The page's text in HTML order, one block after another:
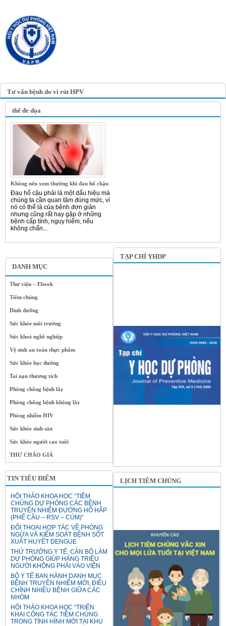
Tư vấn bệnh do vi rút HPV
DANH MỤC
Thư viện – Ebook
Tiêm chủng
Dinh dưỡng
Sức khỏe môi trường
Sức khoẻ nghề nghiệp
Vệ sinh an toàn thực phẩm
Sức khỏe học đường
Tai nạn thương tích
Phòng chống bệnh lây
Phòng chống bệnh không lây
Phòng nhiễm HIV
Sức khỏe sinh sản
Sức khỏe người cao tuổi
THƯ CHÀO GIÁ
TIN TIÊU ĐIỂM
HỘI THẢO KHOA HỌC “TIÊM
CHỦNG DỰ PHÒNG CÁC BỆNH
TRUYỀN NHIỄM ĐƯỜNG HÔ HẤP
(PHẾ CẦU – RSV – CÚM)”
ĐỐI THOẠI HỢP TÁC VỀ PHÒNG
NGỪA VÀ KIỂM SOÁT BỆNH SỐT
XUẤT HUYẾT DENGUE
THỨ TRƯỞNG Y TẾ: CÁN BỘ LÀM
DỰ PHÒNG GIÚP HÀNG TRIỆU
NGƯỜI KHÔNG PHẢI VÀO VIỆN
BỘ Y TẾ BAN HÀNH DANH MỤC
BỆNH TRUYỀN NHIỄM MỚI, ĐIỀU
CHỈNH NHIỀU BỆNH GIỮA CÁC
NHÓM
HỘI THẢO KHOA HỌC “TRIỂN
KHAI CÔNG TÁC TIÊM CHỦNG
TRONG TÌNH HÌNH MỚI TẠI KHU
thể đe dọa
Không nên xem thường khi đau hố chậu
Đau hố cậu phải là một dấu hiệu mà
chúng ta cần quan tâm đúng mức, vì
nó có thể là của bệnh đơn giản
nhưng cũng rất hay gặp ở những
bệnh cấp tính, nguy hiểm, nếu
không chẩn...
TẠP CHÍ YHDP
LỊCH TIÊM CHỦNG